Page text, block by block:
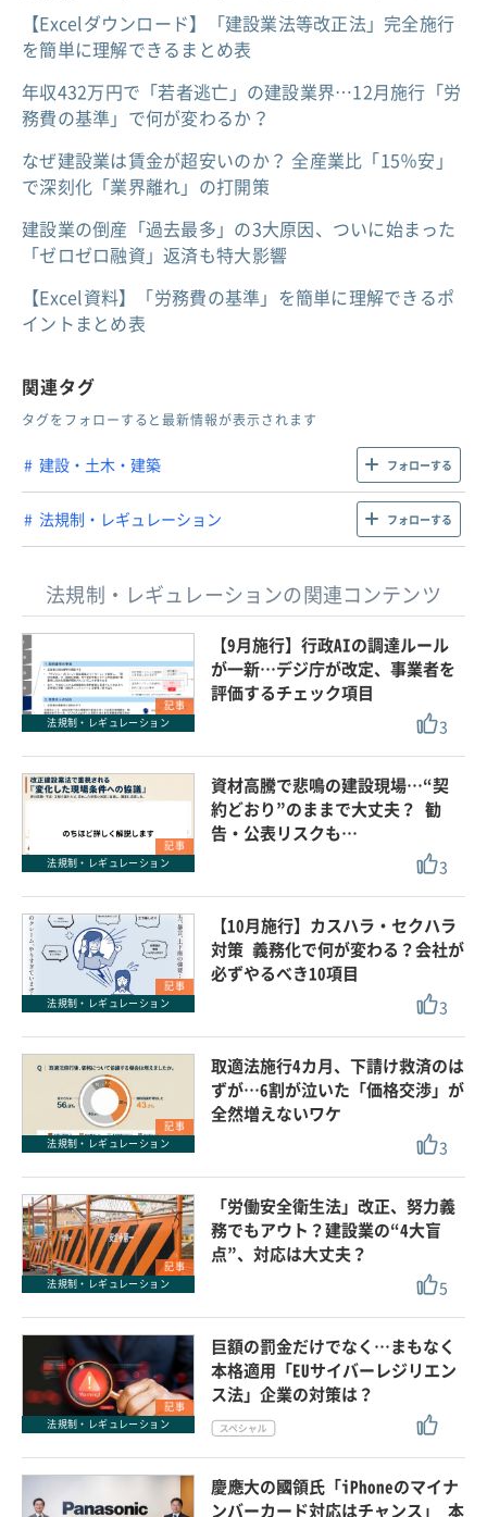
【Excelダウンロード】「建設業法等改正法」完全施行
を簡単に理解できるまとめ表
年収432万円で「若者逃亡」の建設業界…12月施行「労
務費の基準」で何が変わるか？
なぜ建設業は賃金が超安いのか？ 全産業比「15％安」
で深刻化「業界離れ」の打開策
建設業の倒産「過去最多」の3大原因、ついに始まった
「ゼロゼロ融資」返済も特大影響
【Excel資料】「労務費の基準」を簡単に理解できるポ
イントまとめ表
関連タグ
タグをフォローすると最新情報が表示されます
建設・土木・建築 フォローする
法規制・レギュレーション フォローする
法規制・レギュレーションの関連コンテンツ
記事
法規制・レギュレーション
【9月施行】行政AIの調達ルール
が一新…デジ庁が改定、事業者を
評価するチェック項目
3
記事
法規制・レギュレーション
資材高騰で悲鳴の建設現場…“契
約どおり”のままで大丈夫？ 勧
告・公表リスクも…
3
記事
法規制・レギュレーション
【10月施行】カスハラ・セクハラ
対策 義務化で何が変わる？会社が
必ずやるべき10項目
3
記事
法規制・レギュレーション
取適法施行4カ月、下請け救済のは
ずが…6割が泣いた「価格交渉」が
全然増えないワケ
3
記事
法規制・レギュレーション
「労働安全衛生法」改正、努力義
務でもアウト？建設業の“4大盲
点”、対応は大丈夫？
5
記事
法規制・レギュレーション
巨額の罰金だけでなく…まもなく
本格適用「EUサイバーレジリエン
ス法」企業の対策は？
慶應大の國領氏「iPhoneのマイナ
ンバーカード対応はチャンス」 本